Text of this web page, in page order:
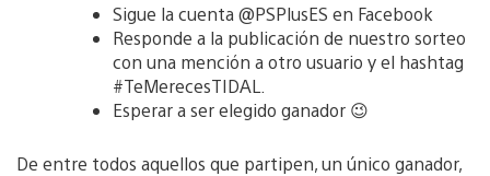
Sigue la cuenta @PSPlusES en Facebook
Responde a la publicación de nuestro sorteo
con una mención a otro usuario y el hashtag
#TeMerecesTIDAL.
Esperar a ser elegido ganador 😉
De entre todos aquellos que partipen, un único ganador,